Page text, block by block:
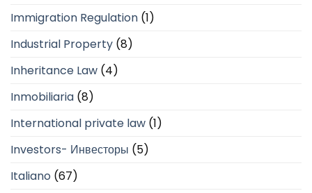
Immigration Regulation (1)
Industrial Property (8)
Inheritance Law (4)
Inmobiliaria (8)
International private law (1)
Investors- Инвесторы (5)
Italiano (67)